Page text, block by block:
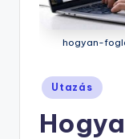
hogyan-
Posted
in
Utazás